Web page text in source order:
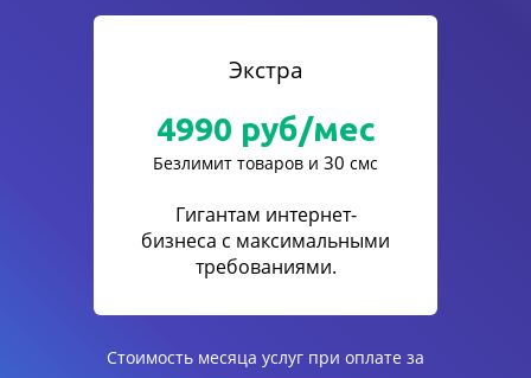
Экстра
4990 руб/мес
Безлимит товаров и 30 смс
Гигантам интернет-
бизнеса с максимальными
требованиями.
Стоимость месяца услуг при оплате за